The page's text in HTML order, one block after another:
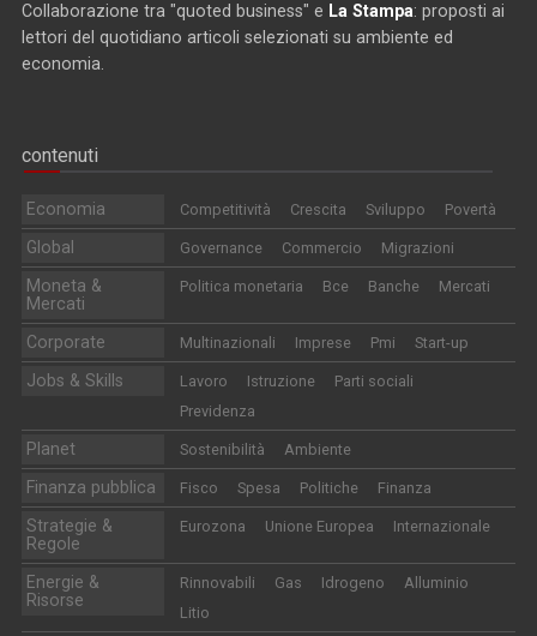
Collaborazione tra "quoted business" e La Stampa: proposti ai
lettori del quotidiano articoli selezionati su ambiente ed
economia.
contenuti
Economia Competitività Crescita Sviluppo Povertà
Global Governance Commercio Migrazioni
Moneta &
Mercati
Politica monetaria Bce Banche Mercati
Corporate Multinazionali Imprese Pmi Start-up
Jobs & Skills Lavoro Istruzione
Parti sociali
Previdenza
Planet Sostenibilità Ambiente
Finanza pubblica Fisco Spesa Politiche Finanza
Strategie &
Regole
Eurozona Unione Europea Internazionale
Energie &
Risorse
Rinnovabili Gas Idrogeno
Alluminio
Litio